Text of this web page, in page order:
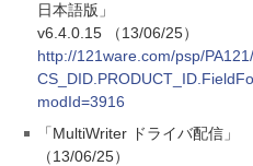
日本語版」
v6.4.0.15 （13/06/25）
http://121ware.com/psp/
modId=3916
「MultiWriter ドライバ配信」
（13/06/25）